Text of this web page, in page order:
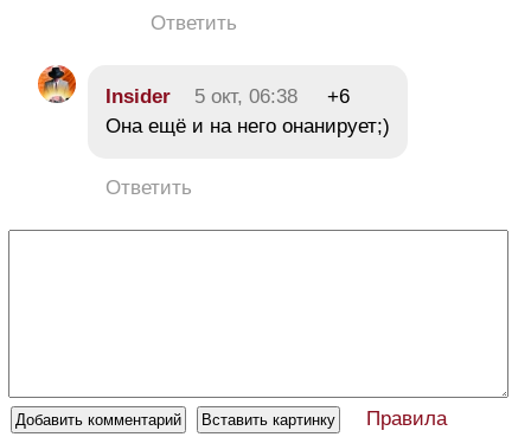
Ответить
Insider 5 окт, 06:38
+6
Она ещё и на него онанирует;)
Ответить
Правила